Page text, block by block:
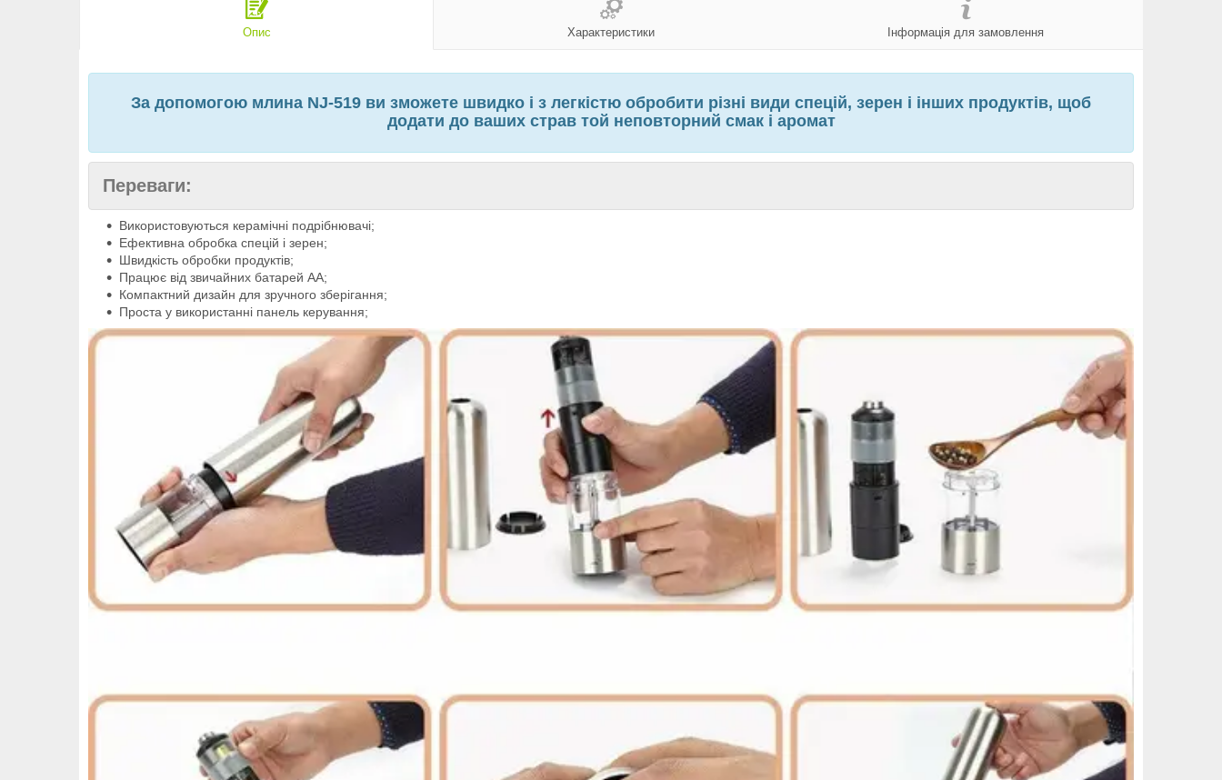
Опис Характеристики Інформація для замовлення
За допомогою млина NJ-519 ви зможете швидко і з легкістю обробити різні види спецій, зерен і інших продуктів, щоб
додати до ваших страв той неповторний смак і аромат
Переваги:
Використовуються керамічні подрібнювачі;
Ефективна обробка спецій і зерен;
Швидкість обробки продуктів;
Працює від звичайних батарей АА;
Компактний дизайн для зручного зберігання;
Проста у використанні панель керування;